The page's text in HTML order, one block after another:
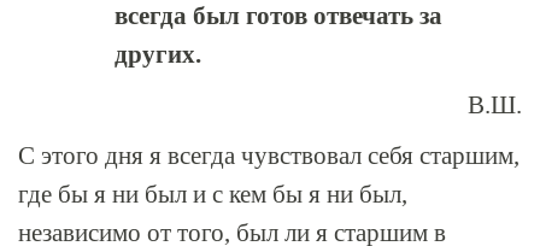
всегда был готов отвечать за
других.
В.Ш.
С этого дня я всегда чувствовал себя старшим,
где бы я ни был и с кем бы я ни был,
независимо от того, был ли я старшим в